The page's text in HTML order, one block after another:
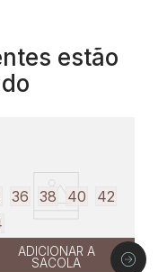
estão
36 38 40
42
ADICIONAR A
SACOLA